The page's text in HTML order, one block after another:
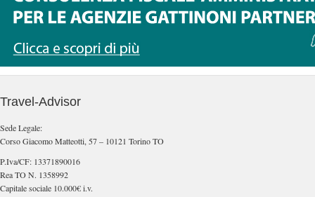
Travel-Advisor
Sede Legale:
Corso Giacomo Matteotti, 57 – 10121 Torino TO
P.Iva/CF: 13371890016
Rea TO N. 1358992
Capitale sociale 10.000€ i.v.